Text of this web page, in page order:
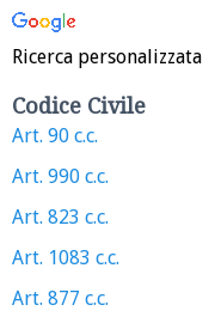
Ricerca personalizzata
Codice Civile
Art. 90 c.c.
Art. 990 c.c.
Art. 823 c.c.
Art. 1083 c.c.
Art. 877 c.c.